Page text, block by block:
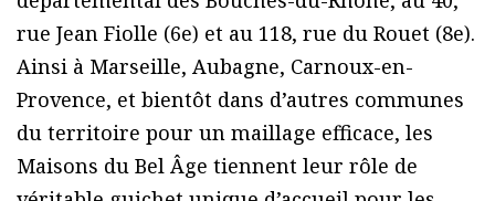
rue Jean Fiolle (6e) et au 118, rue du Rouet (8e).
Ainsi à Marseille, Aubagne, Carnoux-en-
Provence, et bientôt dans d’autres communes
du territoire pour un maillage efficace, les
Maisons du Bel Âge tiennent leur rôle de